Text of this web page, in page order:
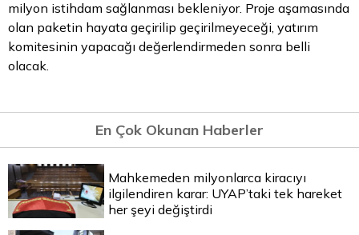
milyon istihdam sağlanması bekleniyor. Proje aşamasında
olan paketin hayata geçirilip geçirilmeyeceği, yatırım
komitesinin yapacağı değerlendirmeden sonra belli
olacak.
En Çok Okunan Haberler
Mahkemeden milyonlarca kiracıyı
ilgilendiren karar: UYAP’taki tek hareket
her şeyi değiştirdi